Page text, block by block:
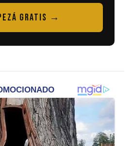
GRATIS →